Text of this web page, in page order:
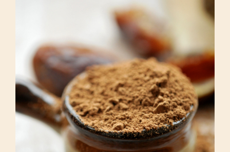
Domowa jaglana „nutella”